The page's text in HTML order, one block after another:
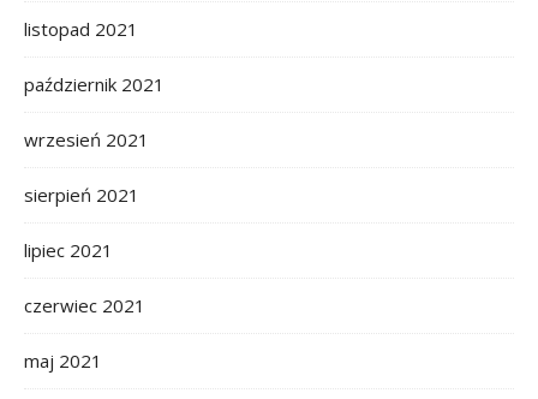
listopad 2021
październik 2021
wrzesień 2021
sierpień 2021
lipiec 2021
czerwiec 2021
maj 2021